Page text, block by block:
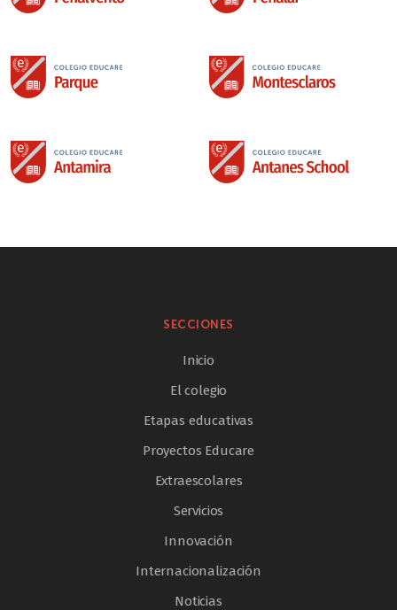
SECCIONES
Inicio
El colegio
Etapas educativas
Proyectos Educare
Extraescolares
Servicios
Innovación
Internacionalización
Noticias